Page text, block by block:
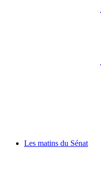
Les matins du Sénat